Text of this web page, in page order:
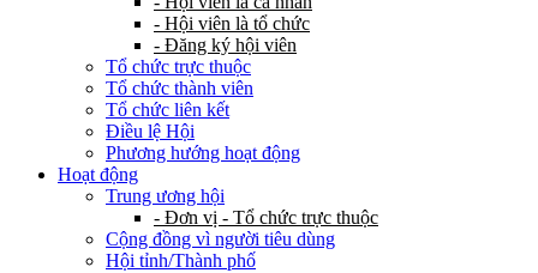
- Hội viên là tổ chức
- Đăng ký hội viên
Tổ chức trực thuộc
Tổ chức thành viên
Tổ chức liên kết
Điều lệ Hội
Phương hướng hoạt động
Hoạt động
Trung ương hội
- Đơn vị - Tổ chức trực thuộc
Cộng đồng vì người tiêu dùng
Hội tỉnh/Thành phố